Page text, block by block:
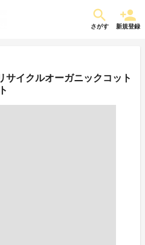
さがす 新規登録
サイクルオーガニックコット